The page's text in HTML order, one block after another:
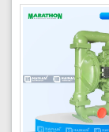
được thiết kế
nghiệp đa
độ nhớt cao
đảm bảo hiệu
trội trong các